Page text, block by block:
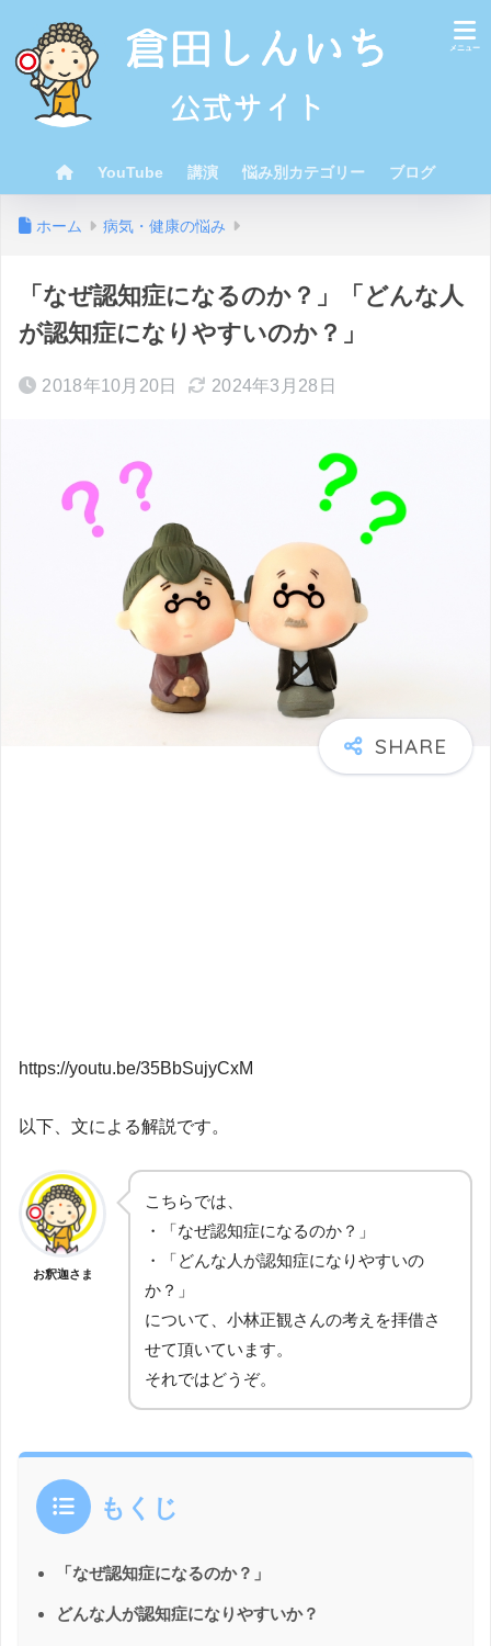
YouTube 講演 悩み別カテゴリー ブログ
ホーム 病気・健康の悩み
「なぜ認知症になるのか？」「どんな人
が認知症になりやすいのか？」
2018年10月20日 2024年3月28日
https://youtu.be/35BbSujyCxM
以下、文による解説です。
お釈迦さま
こちらでは、
・「なぜ認知症になるのか？」
・「どんな人が認知症になりやすいの
か？」
について、小林正観さんの考えを拝借さ
せて頂いています。
それではどうぞ。
もくじ
「なぜ認知症になるのか？」
どんな人が認知症になりやすいか？